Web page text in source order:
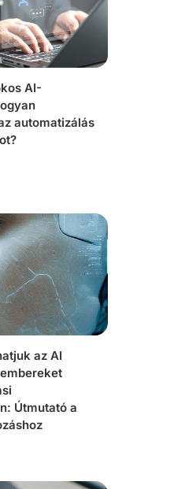
AI-
automatizálás
az AI
Útmutató a